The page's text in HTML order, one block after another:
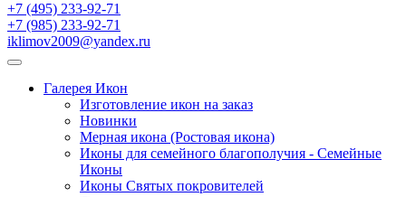
+7 (495) 233-92-71
+7 (985) 233-92-71
iklimov2009@yandex.ru
Галерея Икон
Изготовление икон на заказ
Новинки
Мерная икона (Ростовая икона)
Иконы для семейного благополучия - Семейные
Иконы
Иконы Святых покровителей